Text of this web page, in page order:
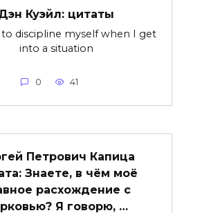
Куэйл: цитаты
to discipline myself when I get
into a situation
0 41
Петрович Капица
Знаете, в чём моё
расхождение с
Я говорю, …